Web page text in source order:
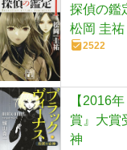
探偵の鑑
松岡 圭祐
2522
【2016
賞』大賞
神